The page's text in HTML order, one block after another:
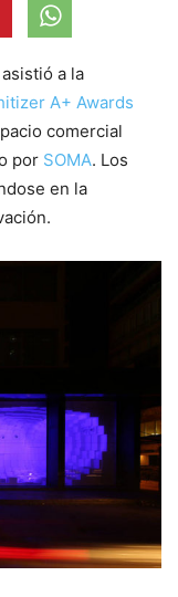
a la
A+ Awards
comercial
por SOMA. Los
en la